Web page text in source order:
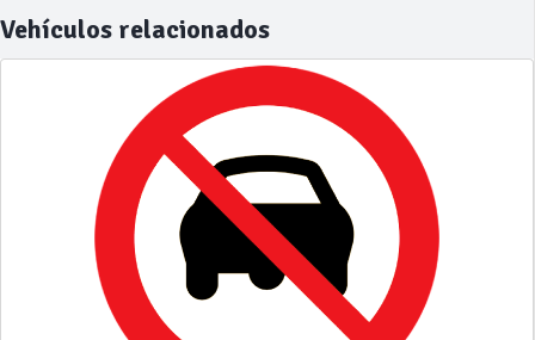
Vehículos relacionados